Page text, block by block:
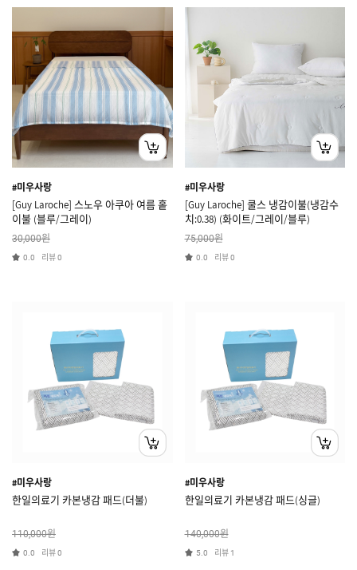
#미우사랑
[Guy Laroche] 스노우 아쿠아 여름 홑
이불 (블루/그레이)
30,000원
0.0 리뷰0
#미우사랑
[Guy Laroche] 쿨스 냉감이불(냉감수
치:0.38) (화이트/그레이/블루)
75,000원
0.0 리뷰0
#미우사랑
한일의료기 카본냉감 패드(더불)
110,000원
0.0 리뷰0
#미우사랑
한일의료기 카본냉감 패드(싱글)
140,000원
5.0 리뷰 1